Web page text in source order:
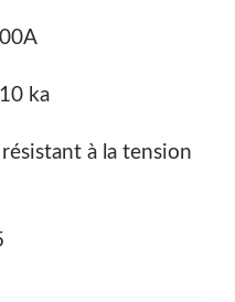
ka
à la tension